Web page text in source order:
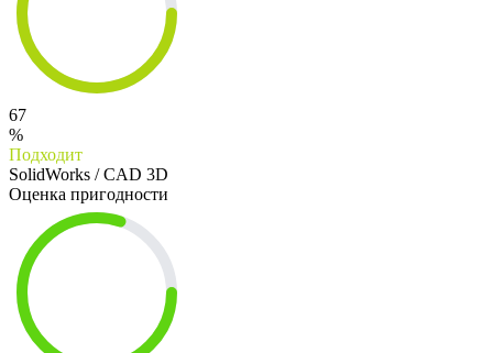
67
%
Подходит
SolidWorks / CAD 3D
Оценка пригодности